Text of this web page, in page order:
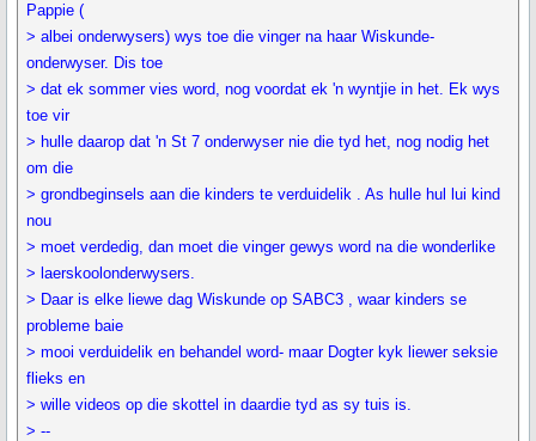
Pappie (
> albei onderwysers) wys toe die vinger na haar Wiskunde-
onderwyser. Dis toe
> dat ek sommer vies word, nog voordat ek 'n wyntjie in het. Ek wys
toe vir
> hulle daarop dat 'n St 7 onderwyser nie die tyd het, nog nodig het
om die
> grondbeginsels aan die kinders te verduidelik . As hulle hul lui kind
nou
> moet verdedig, dan moet die vinger gewys word na die wonderlike
> laerskoolonderwysers.
> Daar is elke liewe dag Wiskunde op SABC3 , waar kinders se
probleme baie
> mooi verduidelik en behandel word- maar Dogter kyk liewer seksie
flieks en
> wille videos op die skottel in daardie tyd as sy tuis is.
> --